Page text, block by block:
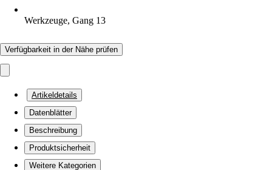
Werkzeuge, Gang 13
Verfügbarkeit in der Nähe prüfen
Artikeldetails
Datenblätter
Beschreibung
Produktsicherheit
Weitere Kategorien